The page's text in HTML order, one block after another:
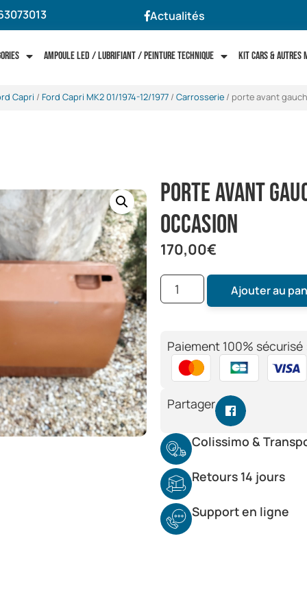
Actualités
Ampoule LED / Lubrifiant / Peinture technique Kit cars & autres
Capri / Ford Capri MK2 01/1974-12/1977/ Carrosserie/ porte avant
porte avant
occasion
170,00€
Ajouter au
Paiement 100% sécurisé
Partager
Colissimo &
Retours 14 jours
Support en ligne